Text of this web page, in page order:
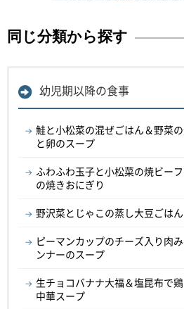
同じ分類から探す
幼児期以降の食事
鮭と小松菜の混ぜごはん＆野菜
と卵のスープ
ふわふわ玉子と小松菜の焼ビー
の焼きおにぎり
野沢菜とじゃこの蒸し大豆ごは
ピーマンカップのチーズ入り肉
ンナーのスープ
生チョコバナナ大福＆塩昆布で
中華スープ